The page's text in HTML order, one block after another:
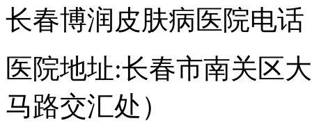
长春博润皮肤病医院电话
医院地址:长春市南关区
马路交汇处）